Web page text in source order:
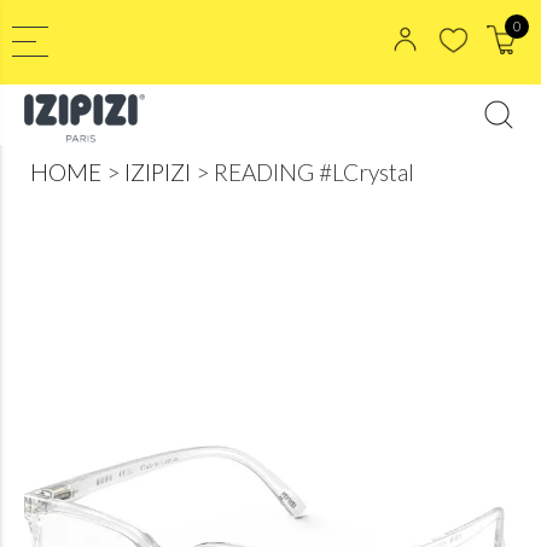
0
HOME IZIPIZI READING #LCrystal